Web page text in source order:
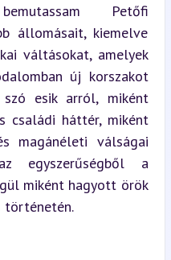
Petőfi
állomásait, kiemelve
váltásokat, amelyek
új korszakot
szó esik arról, miként
családi háttér, miként
magánéleti válságai
egyszerűségből a
miként hagyott örök
történetén.